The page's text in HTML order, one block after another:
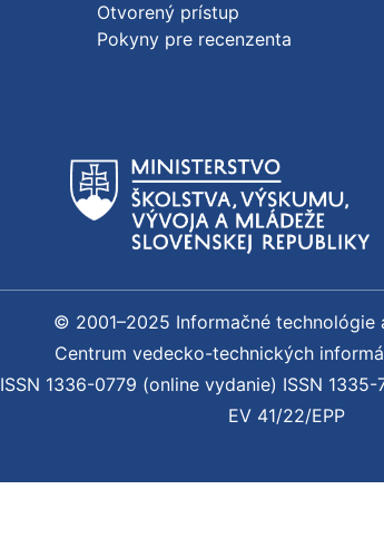
Otvorený prístup
Pokyny pre recenzenta
© 2001–2025 Informačné technológie
Centrum vedecko-technických
ISSN 1336-0779 (online vydanie) ISSN
EV 41/22/EPP